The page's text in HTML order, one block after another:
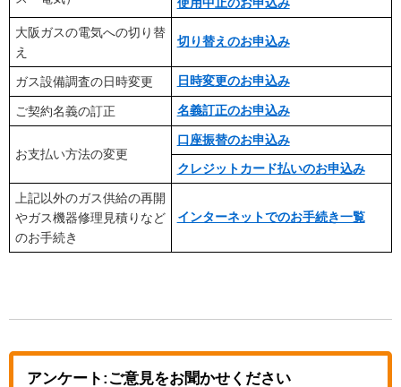
大阪ガスの電気への切り替
え
切り替えのお申込み
ガス設備調査の日時変更 日時変更のお申込み
ご契約名義の訂正 名義訂正のお申込み
お支払い方法の変更
口座振替のお申込み
クレジットカード払いのお申込み
上記以外のガス供給の再開
やガス機器修理見積りなど
のお手続き
インターネットでのお手続き一覧
アンケート:ご意見をお聞かせください